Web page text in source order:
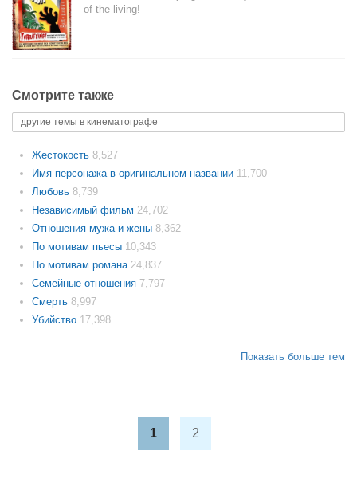
of the living!
Смотрите также
другие темы в кинематографе
Жестокость 8,527
Имя персонажа в оригинальном названии 11,700
Любовь 8,739
Независимый фильм 24,702
Отношения мужа и жены 8,362
По мотивам пьесы 10,343
По мотивам романа 24,837
Семейные отношения 7,797
Смерть 8,997
Убийство 17,398
Показать больше тем
1 2